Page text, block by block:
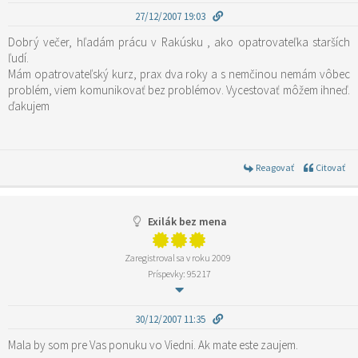
27/12/2007 19:03
Dobrý večer, hľadám prácu v Rakúsku , ako opatrovateľka starších
ľudí.
Mám opatrovateľský kurz, prax dva roky a s nemčinou nemám vôbec
problém, viem komunikovať bez problémov. Vycestovať môžem ihneď.
ďakujem
Reagovať Citovať
Exilák bez mena
Zaregistroval sa v roku 2009
Príspevky: 95217
30/12/2007 11:35
Mala by som pre Vas ponuku vo Viedni. Ak mate este zaujem.